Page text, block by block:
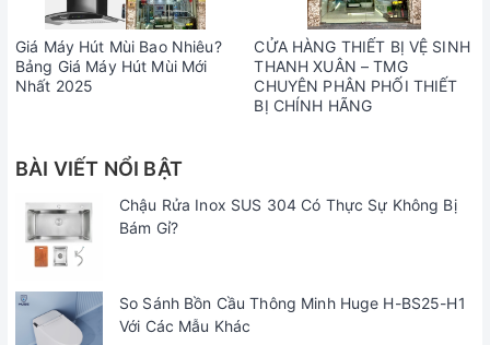
Giá Máy Hút Mùi Bao Nhiêu?
Bảng Giá Máy Hút Mùi Mới
Nhất 2025
CỬA HÀNG THIẾT BỊ VỆ SINH
THANH XUÂN – TMG
CHUYÊN PHÂN PHỐI THIẾT
BỊ CHÍNH HÃNG
BÀI VIẾT NỔI BẬT
Chậu Rửa Inox SUS 304 Có Thực Sự Không Bị
Bám Gỉ?
So Sánh Bồn Cầu Thông Minh Huge H-BS25-H1
Với Các Mẫu Khác